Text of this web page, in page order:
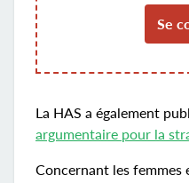
Se
La HAS a également
argumentaire pour la
Concernant les femmes